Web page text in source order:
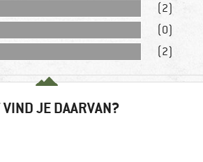
(2)
(0)
(2)
VIND JE DAARVAN?